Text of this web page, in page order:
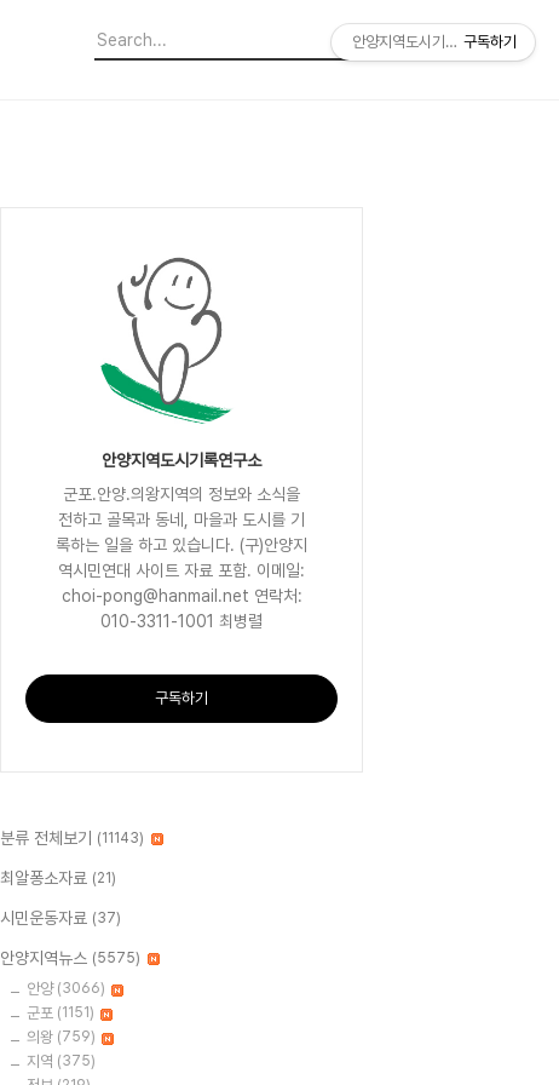
안양지역도시기록연구소
군포.안양.의왕지역의 정보와 소식을
전하고 골목과 동네, 마을과 도시를 기
록하는 일을 하고 있습니다. (구)안양지
역시민연대 사이트 자료 포함. 이메일:
choi-pong@hanmail.net 연락처:
010-3311-1001 최병렬
구독하기
분류 전체보기 (11143)
최알퐁소자료 (21)
시민운동자료 (37)
안양지역뉴스 (5575)
안양 (3066)
군포 (1151)
의왕 (759)
지역 (375)
안양지역도시기록연구소
구독하기